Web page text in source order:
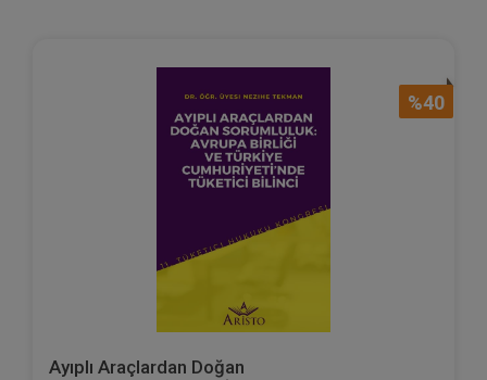
%40
Ayıplı Araçlardan Doğan